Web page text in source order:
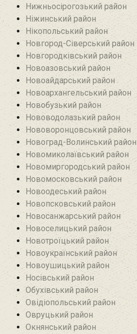
Нижньосірогозький район
Ніжинський район
Нікопольський район
Новгород-Сіверський район
Новгородківський район
Новоазовський район
Новоайдарський район‎
Новоархангельський район
Новобузький район‎
Нововодолазький район
Нововоронцовський район‎
Новоград-Волинський район
Новомиколаївський район‎
Новомиргородський район
Новомосковський район
Новоодеський район‎
Новопсковський район‎
Новосанжарський район
Новоселицький район
Новотроїцький район
Новоукраїнський район
Новоушицький район
Носівський район
Обухівський район
Овідіопольський район‎
Овруцький район‎
Окнянський район